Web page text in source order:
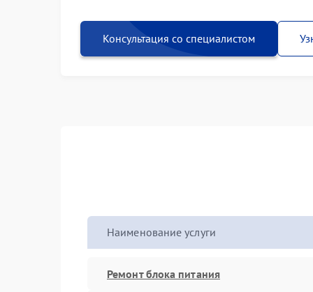
Консультация со специалистом
Наименование услуги
Ремонт блока питания